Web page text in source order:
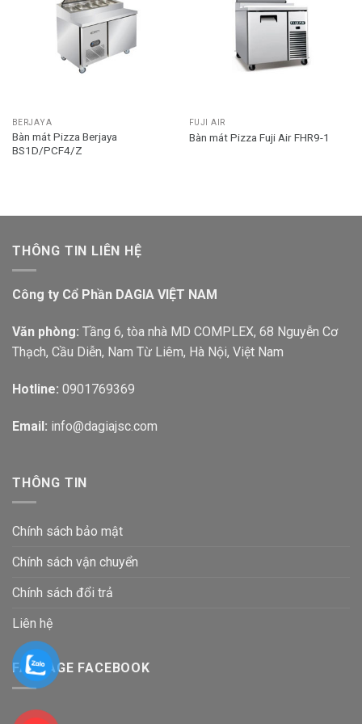
BERJAYA
Bàn mát Pizza Berjaya
BS1D/PCF4/Z
FUJI AIR
Bàn mát Pizza Fuji Air FHR9-1
THÔNG TIN LIÊN HỆ
Công ty Cổ Phần DAGIA VIỆT NAM
Văn phòng: Tầng 6, tòa nhà MD COMPLEX, 68 Nguyễn Cơ
Thạch, Cầu Diễn, Nam Từ Liêm, Hà Nội, Việt Nam
Hotline: 0901769369
Email: info@dagiajsc.com
THÔNG TIN
Chính sách bảo mật
Chính sách vận chuyển
Chính sách đổi trả
Liên hệ
FANPAGE FACEBOOK